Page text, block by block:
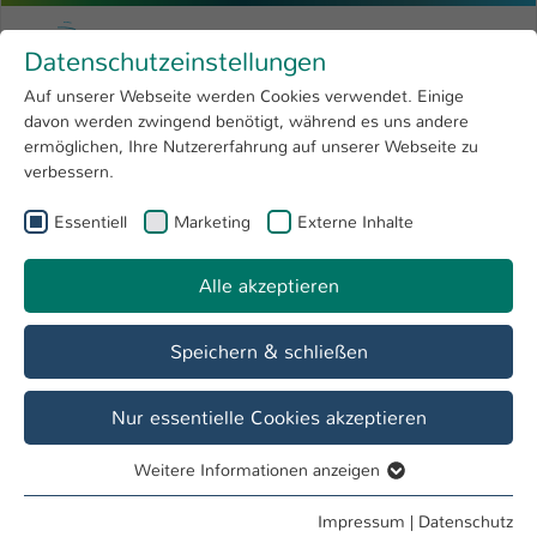
Menu
Forschung 4
Open submenu
Hochschule
International
Zum Hauptinhalt springen
Hochschule Kaiserslautern
Sie sind hier: Micro Systems and Nano Technologies
Studiengang
Übersicht Wichtige Informationen zur Lehre
Besonderheiten
Datenschutzeinstellungen
Auf unserer Webseite werden Cookies verwendet. Einige
davon werden zwingend benötigt, während es uns andere
ermöglichen, Ihre Nutzererfahrung auf unserer Webseite zu
verbessern.
Essentiell Marketing Externe Inhalte
Alle akzeptieren
Speichern & schließen
Nur essentielle Cookies akzeptieren
Essentielle Cookies werden für grundlegende Funktionen
Weitere Informationen anzeigen
Impressum | Datenschutz